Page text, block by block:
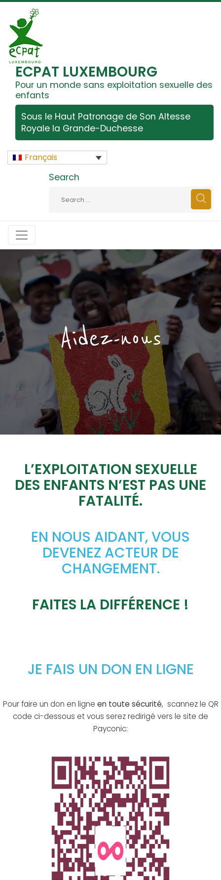
ECPAT LUXEMBOURG
Pour un monde sans exploitation sexuelle des
enfants
Sous le Haut Patronage de Son Altesse
Royale la Grande-Duchesse
Français
Search
Aidez-nous
L’EXPLOITATION SEXUELLE
DES ENFANTS N’EST PAS UNE
FATALITÉ.
EN NOUS AIDANT, VOUS
DEVENEZ ACTEUR DE
CHANGEMENT.
FAITES LA DIFFÉRENCE !
JE FAIS UN DON EN LIGNE
Pour faire un don en ligne en toute sécurité, scannez le QR
code ci-dessous et vous serez redirigé vers le site de
Payconic: